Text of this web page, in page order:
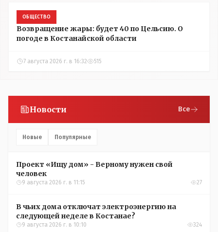
ОБЩЕСТВО
Возвращение жары: будет 40 по Цельсию. О
погоде в Костанайской области
7 августа 2026 г. в 16:32 515
Новости Все
Новые Популярные
Проект «Ищу дом» - Верному нужен свой
человек
9 августа 2026 г. в 11:15 27
В чьих дома отключат электроэнергию на
следующей неделе в Костанае?
9 августа 2026 г. в 10:10 324